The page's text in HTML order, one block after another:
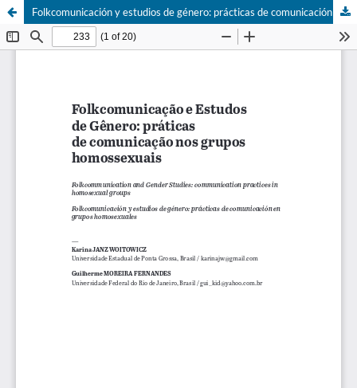
Folkcomunicación y estudios de género: prácticas de comunicación en grupos homosexuales